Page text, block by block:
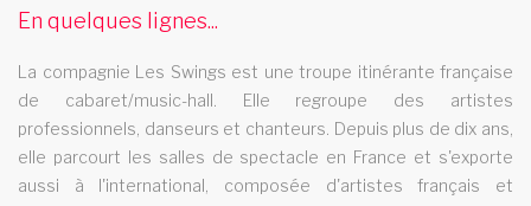
43
Le cabaret Les Swings se deplace dans la ville de vandoeuvre
les nancy
spectacle de danse rhone alpes
En quelques lignes...
La compagnie Les Swings est une troupe itinérante française
de cabaret/music-hall. Elle regroupe des artistes
professionnels, danseurs et chanteurs. Depuis plus de dix ans,
elle parcourt les salles de spectacle en France et s'exporte
aussi à l'international, composée d'artistes français et